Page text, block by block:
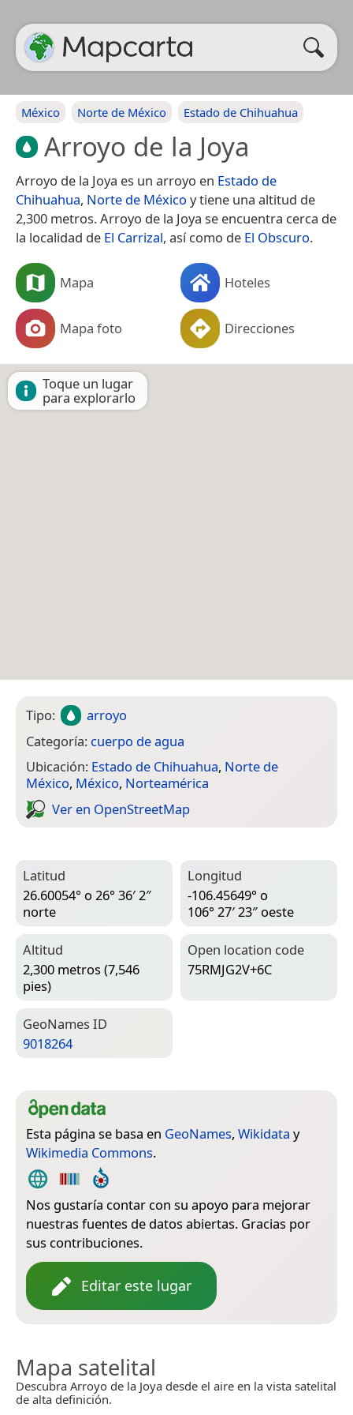
México Norte de México Estado de Chihuahua
Arroyo de la Joya
Arroyo de la Joya es un arroyo en Estado de
Chihuahua, Norte de México y tiene una altitud de
2,300 metros. Arroyo de la Joya se encuentra cerca de
la localidad de El Carrizal, así como de El Obscuro.
Mapa Hoteles
Mapa foto Direcciones
Toque un lugar
para explorarlo
Tipo:
arroyo
Categoría: cuerpo de agua
Ubicación: Estado de Chihuahua, Norte de
México, México, Norteamérica
Ver en Open­Street­Map
Latitud
26.60054° o 26° 36′ 2″
norte
Longitud
-106.45649° o
106° 27′ 23″ oeste
Altitud
2,300 metros (7,546
pies)
Open location code
75RMJG2V+6C
Geo­Names ID
9018264
Esta página se basa en GeoNames, Wikidata y
Wikimedia Commons.
Nos gustaría contar con su apoyo para mejorar
nuestras fuentes de datos abiertas. Gracias por
sus contribuciones.
Editar este lugar
Mapa satelital
Descubra Arroyo de la Joya desde el aire en la vista satelital
de alta definición.